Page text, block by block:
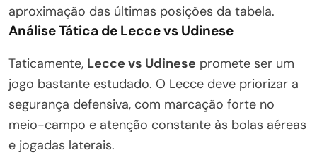
aproximação das últimas posições da tabela.
Análise Tática de Lecce vs Udinese
Taticamente, Lecce vs Udinese promete ser um
jogo bastante estudado. O Lecce deve priorizar a
segurança defensiva, com marcação forte no
meio-campo e atenção constante às bolas aéreas
e jogadas laterais.